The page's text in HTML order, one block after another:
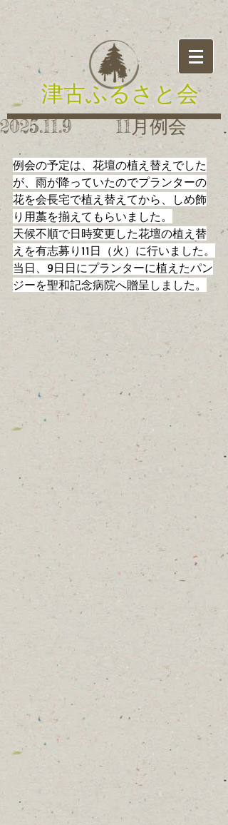
津古ふるさと会
2025.11.9 11月例会
例会の予定は、花壇の植え替えでした
が、雨が降っていたのでプランターの
花を会長宅で植え替えてから、しめ飾
り用藁を揃えてもらいました。
天候不順で日時変更した花壇の植え替
えを有志募り11日（火）に行いました。
当日、9日日にプランターに植えたパン
ジーを聖和記念病院へ贈呈しました。